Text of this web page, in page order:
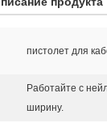
пистолет для
Работайте с
ширину.